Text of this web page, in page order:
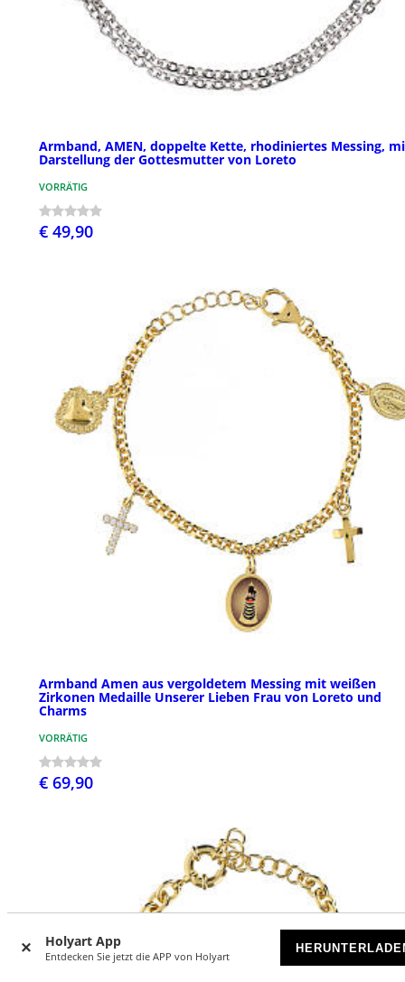
Holyart App
Entdecken Sie jetzt die APP von Holyart
Armband, AMEN, doppelte Kette, rhodiniertes Messing,
Darstellung der Gottesmutter von Loreto
VORRÄTIG
€ 49,90
Armband Amen aus vergoldetem Messing mit weißen
Zirkonen Medaille Unserer Lieben Frau von Loreto und
Charms
VORRÄTIG
€ 69,90